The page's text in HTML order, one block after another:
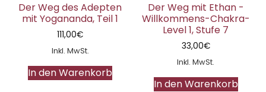
Der Weg des Adepten
mit Yogananda, Teil 1
111,00€
Inkl. MwSt.
In den Warenkorb
Der Weg mit Ethan -
Willkommens-Chakra-
Level 1, Stufe 7
33,00€
Inkl. MwSt.
In den Warenkorb